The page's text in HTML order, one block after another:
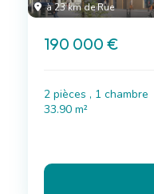
à 23 km de Rue
190 000 €
2 pièces , 1 chambre
33.90 m²